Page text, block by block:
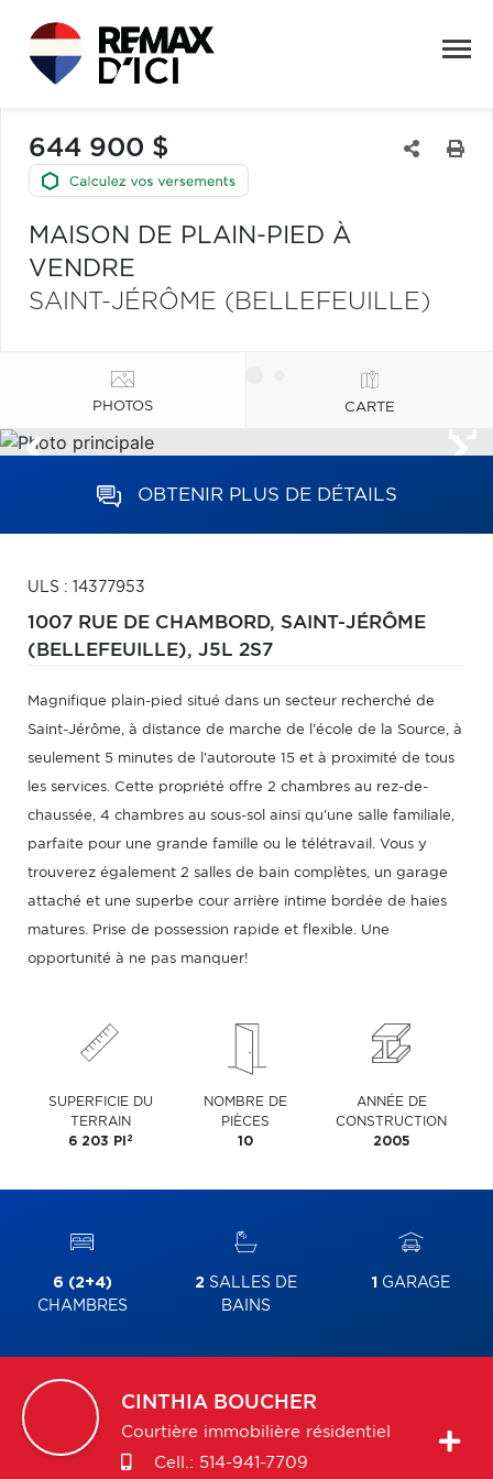
644 900 $
MAISON DE PLAIN-PIED À
VENDRE
SAINT-JÉRÔME (BELLEFEUILLE)
PHOTOS CARTE
OBTENIR PLUS DE DÉTAILS
ULS : 14377953
1007 RUE DE CHAMBORD, SAINT-JÉRÔME
(BELLEFEUILLE), J5L 2S7
Magnifique plain-pied situé dans un secteur recherché de
Saint-Jérôme, à distance de marche de l'école de la Source, à
seulement 5 minutes de l'autoroute 15 et à proximité de tous
les services. Cette propriété offre 2 chambres au rez-de-
chaussée, 4 chambres au sous-sol ainsi qu'une salle familiale,
parfaite pour une grande famille ou le télétravail. Vous y
trouverez également 2 salles de bain complètes, un garage
attaché et une superbe cour arrière intime bordée de haies
matures. Prise de possession rapide et flexible. Une
opportunité à ne pas manquer!
SUPERFICIE DU
TERRAIN
6 203 PI 2
NOMBRE DE
PIÈCES
10
ANNÉE DE
CONSTRUCTION
2005
6 (2+4)
CHAMBRES
2 SALLES DE
BAINS
1 GARAGE
CINTHIA BOUCHER
Courtière immobilière résidentiel
Cell.: 514-941-7709